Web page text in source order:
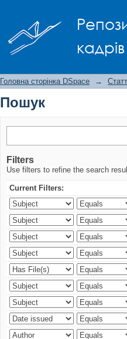
Головна сторінка DSpace →
Пошук
Filters
Use filters to refine the search
Current Filters: